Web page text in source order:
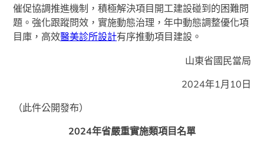
催促協調推進機制，積極解決項目開工建設碰到的困難問
題。強化跟蹤問效，實施動態治理，年中動態調整優化項
目庫，高效醫美診所設計有序推動項目建設。
山東省國民當局
2024年1月10日
（此件公開發布）
2024年省嚴重實施類項目名單